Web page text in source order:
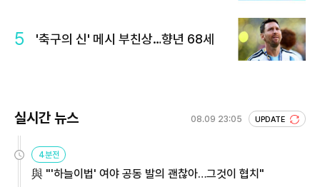
5 '축구의 신' 메시 부친상…향년 68세
실시간 뉴스 08.09 23:05 UPDATE
4분전
與 "'하늘이법' 여야 공동 발의 괜찮아…그것이 협치"